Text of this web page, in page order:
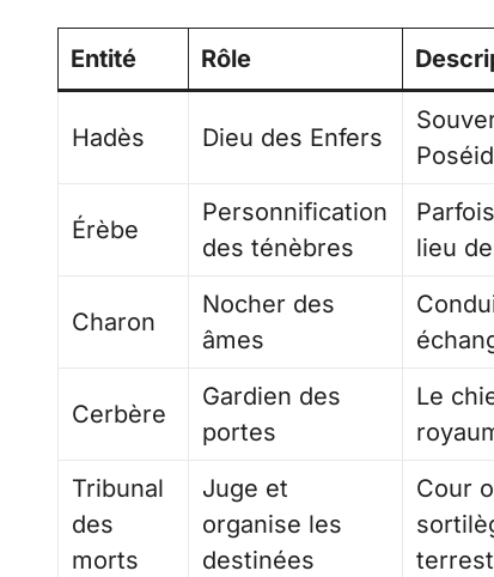
Entité Rôle
Hadès Dieu des Enfers
Érèbe
Personnification
des ténèbres
lieu
Charon
Nocher des
âmes
Cerbère
Gardien des
portes
Le
Tribunal
des
morts
Juge et
organise les
destinées
Cour